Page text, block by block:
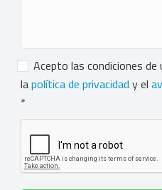
Consentimiento*
Acepto las condiciones
lapolítica de privacidad y el
*